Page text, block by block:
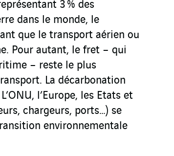
3 % des
dans le monde, le
que le transport aérien ou
Pour autant, le fret – qui
– reste le plus
La décarbonation
l’Europe, les Etats et
chargeurs, ports…) se
environnementale